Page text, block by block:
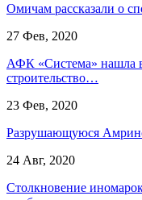
Омичам рассказали о
27 Фев, 2020
АФК «Система» нашла
строительство…
23 Фев, 2020
Разрушающуюся
24 Авг, 2020
Столкновение